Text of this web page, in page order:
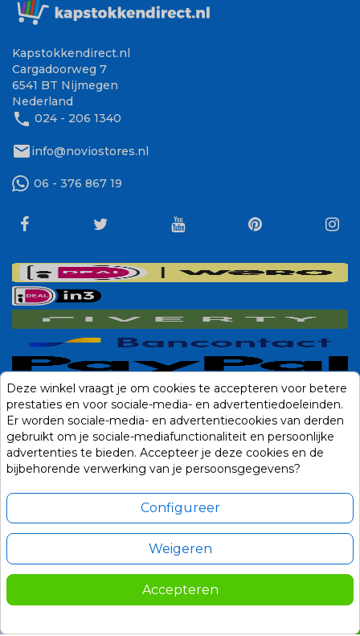
Kapstokkendirect.nl
Cargadoorweg 7
6541 BT Nijmegen
Nederland
phone 024 - 206 1340
mailinfo@noviostores.nl
06 - 376 867 19
Deze winkel vraagt je om cookies te accepteren voor betere
prestaties en voor sociale-media- en advertentiedoeleinden.
Er worden sociale-media- en advertentiecookies van derden
gebruikt om je sociale-mediafunctionaliteit en persoonlijke
advertenties te bieden. Accepteer je deze cookies en de
bijbehorende verwerking van je persoonsgegevens?
Configureer
Weigeren
Accepteren